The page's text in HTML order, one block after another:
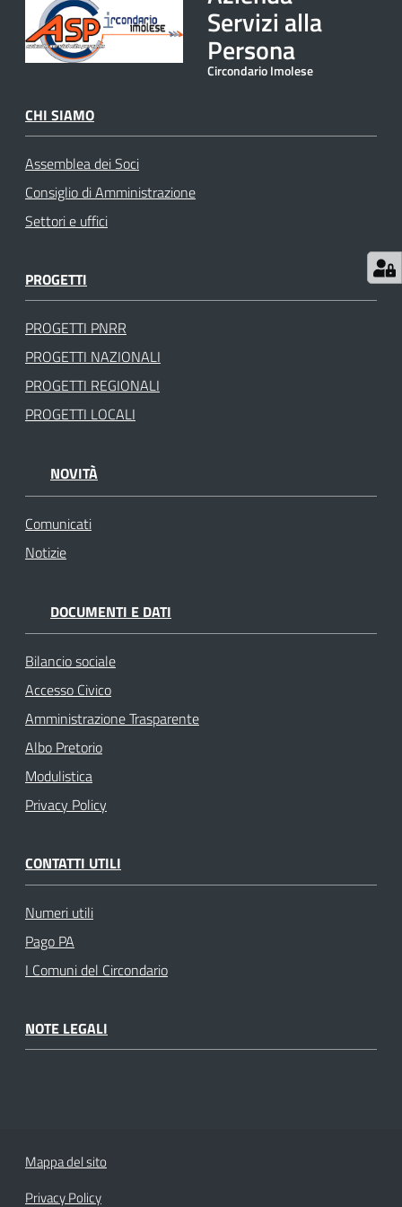
argomenti
Servizi alla
Persona
Circondario Imolese
CHI SIAMO
Assemblea dei Soci
Consiglio di Amministrazione
Settori e uffici
PROGETTI
PROGETTI PNRR
PROGETTI NAZIONALI
PROGETTI REGIONALI
PROGETTI LOCALI
NOVITÀ
Comunicati
Notizie
DOCUMENTI E DATI
Bilancio sociale
Accesso Civico
Amministrazione Trasparente
Albo Pretorio
Modulistica
Privacy Policy
CONTATTI UTILI
Numeri utili
Pago PA
I Comuni del Circondario
NOTE LEGALI
Mappa del sito
Privacy Policy